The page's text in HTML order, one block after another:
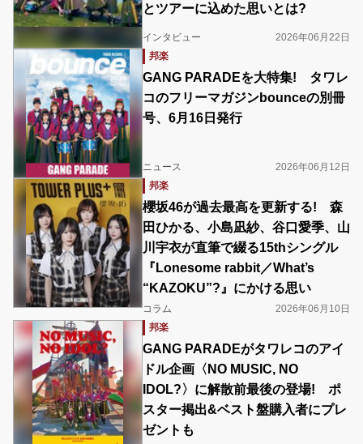
とツアーに込めた思いとは?
インタビュー
2026年06月22日
邦楽
GANG PARADEを大特集! タワレ
コのフリーマガジンbounceの別冊
号、6月16日発行
ニュース
2026年06月12日
邦楽
櫻坂46が過去最高を更新する! 森
田ひかる、小島凪紗、谷口愛季、山
川宇衣が直筆で綴る15thシングル
『Lonesome rabbit／What’s
“KAZOKU”?』にかける思い
コラム
2026年06月10日
邦楽
GANG PARADEがタワレコのアイ
ドル企画〈NO MUSIC, NO
IDOL?〉に解散前最後の登場! ポ
スター掲出&ベスト盤購入者にプレ
ゼントも